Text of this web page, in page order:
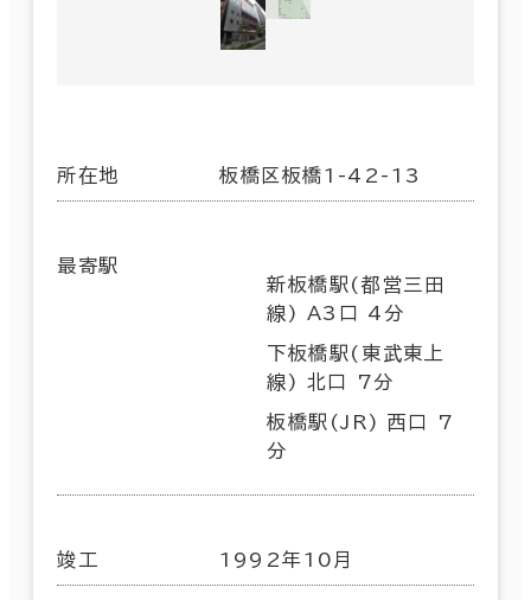
所在地 板橋区板橋1-42-13
最寄駅
新板橋駅(都営三田
線) A3口 4分
下板橋駅(東武東上
線) 北口 7分
板橋駅(JR) 西口 7
分
竣工 1992年10月